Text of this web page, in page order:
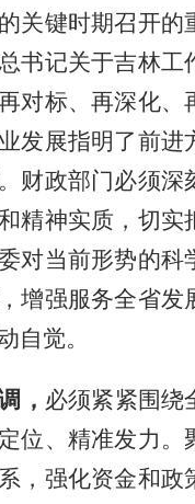
关键时期召开的
书记关于吉林工
对标、再深化、
发展指明了前进
财政部门必须深
精神实质，切实
对当前形势的科
增强服务全省发
自觉。
， 必须紧紧围绕
位、精准发力。
，强化资金和政